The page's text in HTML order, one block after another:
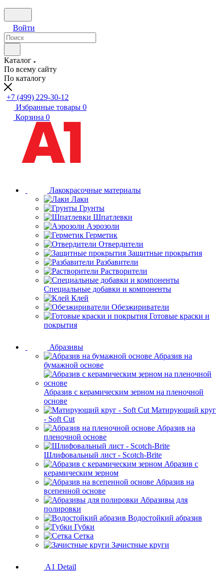
Войти
Каталог
По всему сайту
По каталогу
+7 (499) 229-30-12
Избранные товары 0
Корзина 0
Лакокрасочные материалы
Лаки
Грунты
Шпатлевки
Аэрозоли
Герметик
Отвердители
Защитные прокрытия
Разбавители
Растворители
Специальные добавки и компоненты
Клей
Обезжириватели
Готовые краски и
покрытия
Абразивы
Абразив на
бумажной основе
Абразив с керамическим зерном на пленочной
основе
Матирующий круг
- Soft Cut
Абразив на
пленочной основе
Шлифовальный лист - Scotch-Brite
Абразив с
керамическим зерном
Абразив на
всепенной основе
Абразивы для
полировки
Водостойкий абразив
Губки
Сетка
Зачистные круги
A1 Detail